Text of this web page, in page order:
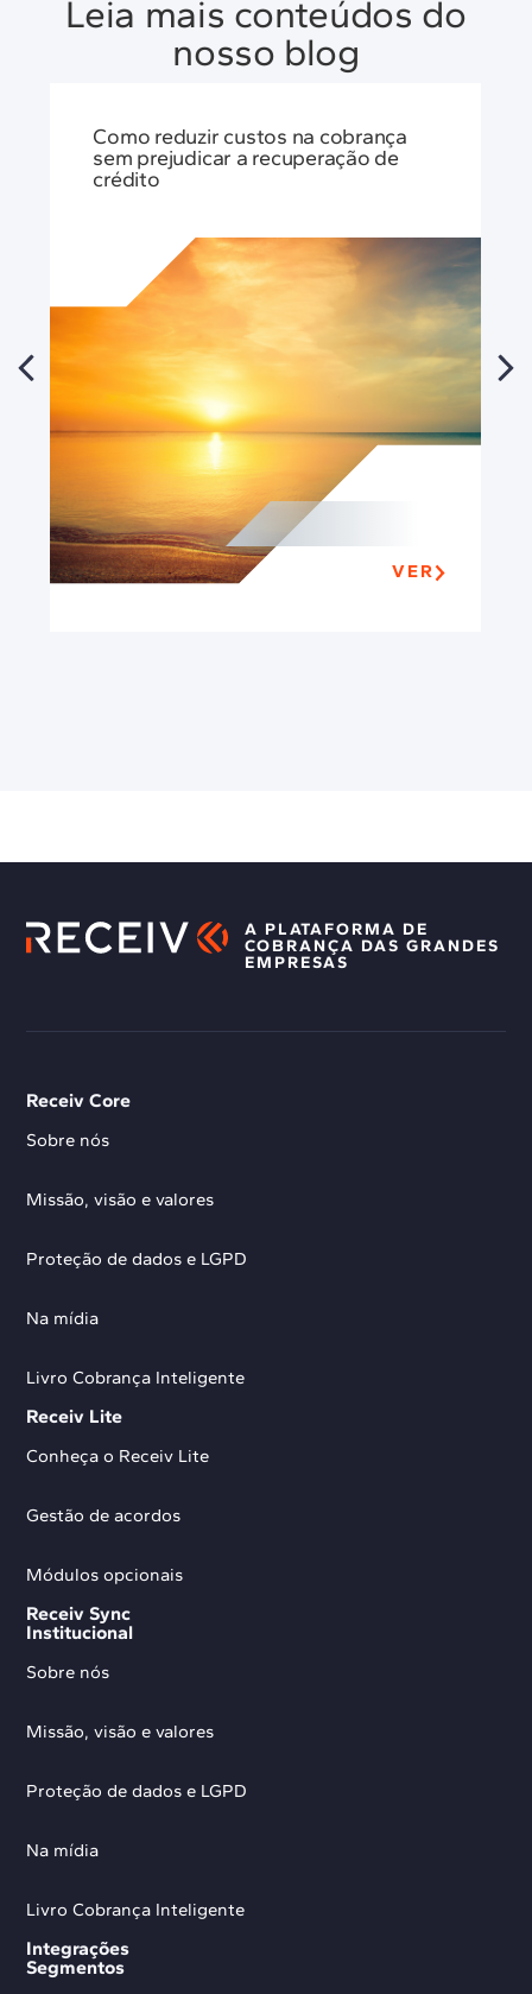
Leia mais conteúdos do
nosso blog
Como reduzir custos na cobrança
sem prejudicar a recuperação de
crédito
VER
A PLATAFORMA DE
COBRANÇA DAS GRANDES
EMPRESAS
Receiv Core
Sobre nós
Missão, visão e valores
Proteção de dados e LGPD
Na mídia
Livro Cobrança Inteligente
Receiv Lite
Conheça o Receiv Lite
Gestão de acordos
Módulos opcionais
Receiv Sync
Institucional
Sobre nós
Missão, visão e valores
Proteção de dados e LGPD
Na mídia
Livro Cobrança Inteligente
Integrações
Segmentos